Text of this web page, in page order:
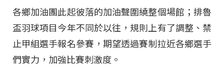
各鄉加油團此起彼落的加油聲圍繞整個場館；排魯
盃羽球項目今年不同於以往，規則上有了調整、禁
止甲組選手報名參賽，期望透過賽制拉近各鄉選手
們實力，加強比賽刺激度。